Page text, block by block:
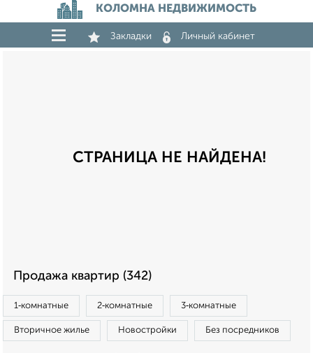
КОЛОМНА НЕДВИЖИМОСТЬ
Закладки Личный кабинет
СТРАНИЦА НЕ НАЙДЕНА!
Продажа квартир (342)
1‑комнатные 2‑комнатные 3‑комнатные
Вторичное жилье Новостройки Без посредников